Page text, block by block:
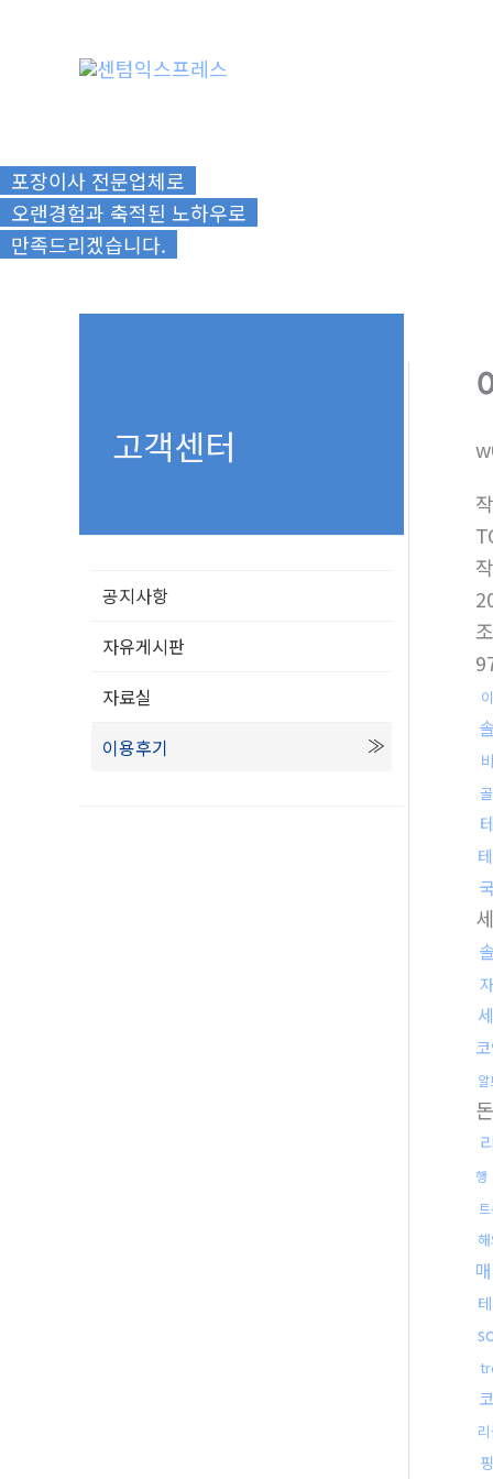
너
뛰
기
포장이사 전문업체로
오랜경험과 축적된 노하우로
만족드리겠습니다.
고객센터
공지사항
자유게시판
자료실
이용후기
행